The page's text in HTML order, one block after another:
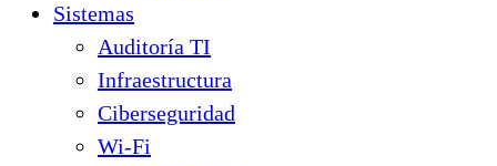
Sistemas
Auditoría TI
Infraestructura
Ciberseguridad
Wi-Fi